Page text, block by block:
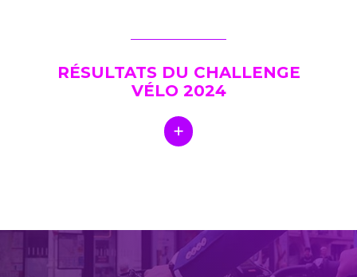
RÉSULTATS DU CHALLENGE
VÉLO 2024